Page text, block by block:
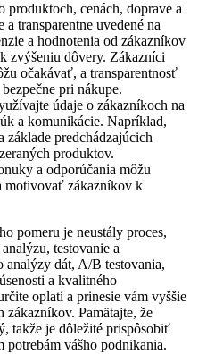
produktoch, cenách, doprave a
a transparentne uvedené na
a hodnotenia od zákazníkov
zvýšeniu dôvery. Zákazníci
očakávať, a transparentnosť
pri nákupe.
údaje o zákazníkoch na
a komunikácie. Napríklad,
základe predchádzajúcich
produktov.
a odporúčania môžu
motivovať zákazníkov k
pomeru je neustály proces,
testovanie a
analýzy dát, A/B testovania,
a kvalitného
oplatí a prinesie vám vyššie
zákazníkov. Pamätajte, že
takže je dôležité prispôsobiť
potrebám vášho podnikania.